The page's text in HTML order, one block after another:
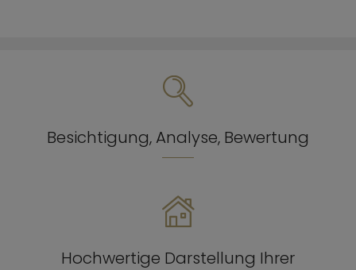
Besichtigung, Analyse, Bewertung
Hochwertige Darstellung Ihrer